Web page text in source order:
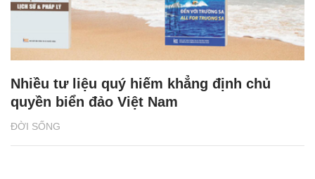
ĐỜI SỐNG
Nhiều tư liệu quý hiếm khẳng định chủ
quyền biển đảo Việt Nam